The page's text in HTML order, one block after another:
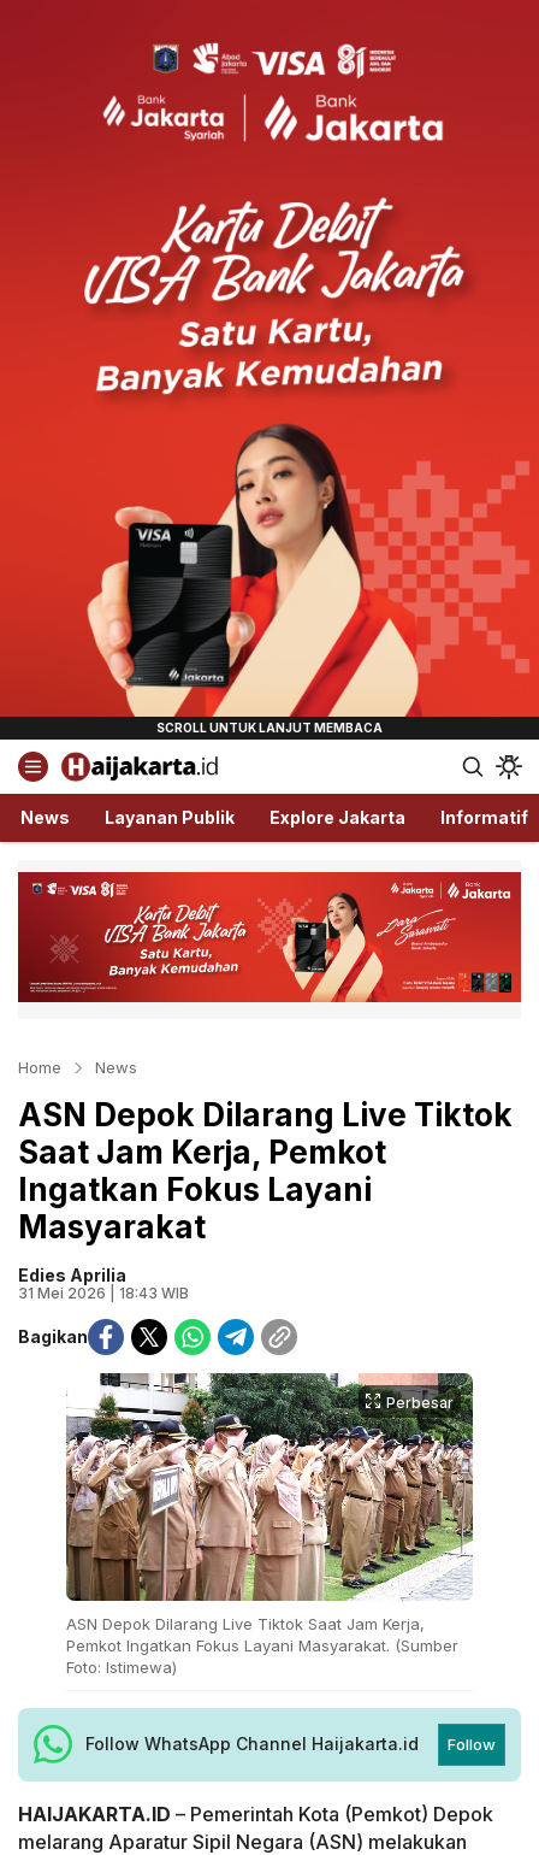
Haijakarta.id
Semua Tentang Jakarta Ada Disini!
News Layanan Publik Explore Jakarta Informatif
Home News
ASN Depok Dilarang Live Tiktok
Saat Jam Kerja, Pemkot
Ingatkan Fokus Layani
Masyarakat
Edies Aprilia
31 Mei 2026 | 18:43 WIB
Bagikan
Perbesar
ASN Depok Dilarang Live Tiktok Saat Jam Kerja,
Pemkot Ingatkan Fokus Layani Masyarakat. (Sumber
Foto: Istimewa)
Follow WhatsApp Channel Haijakarta.id Follow
HAIJAKARTA.ID – Pemerintah Kota (Pemkot) Depok
melarang Aparatur Sipil Negara (ASN) melakukan